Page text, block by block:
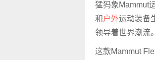
猛犸象Mammut
和 户外运动装备
领导着世界潮流。
这款Mammut